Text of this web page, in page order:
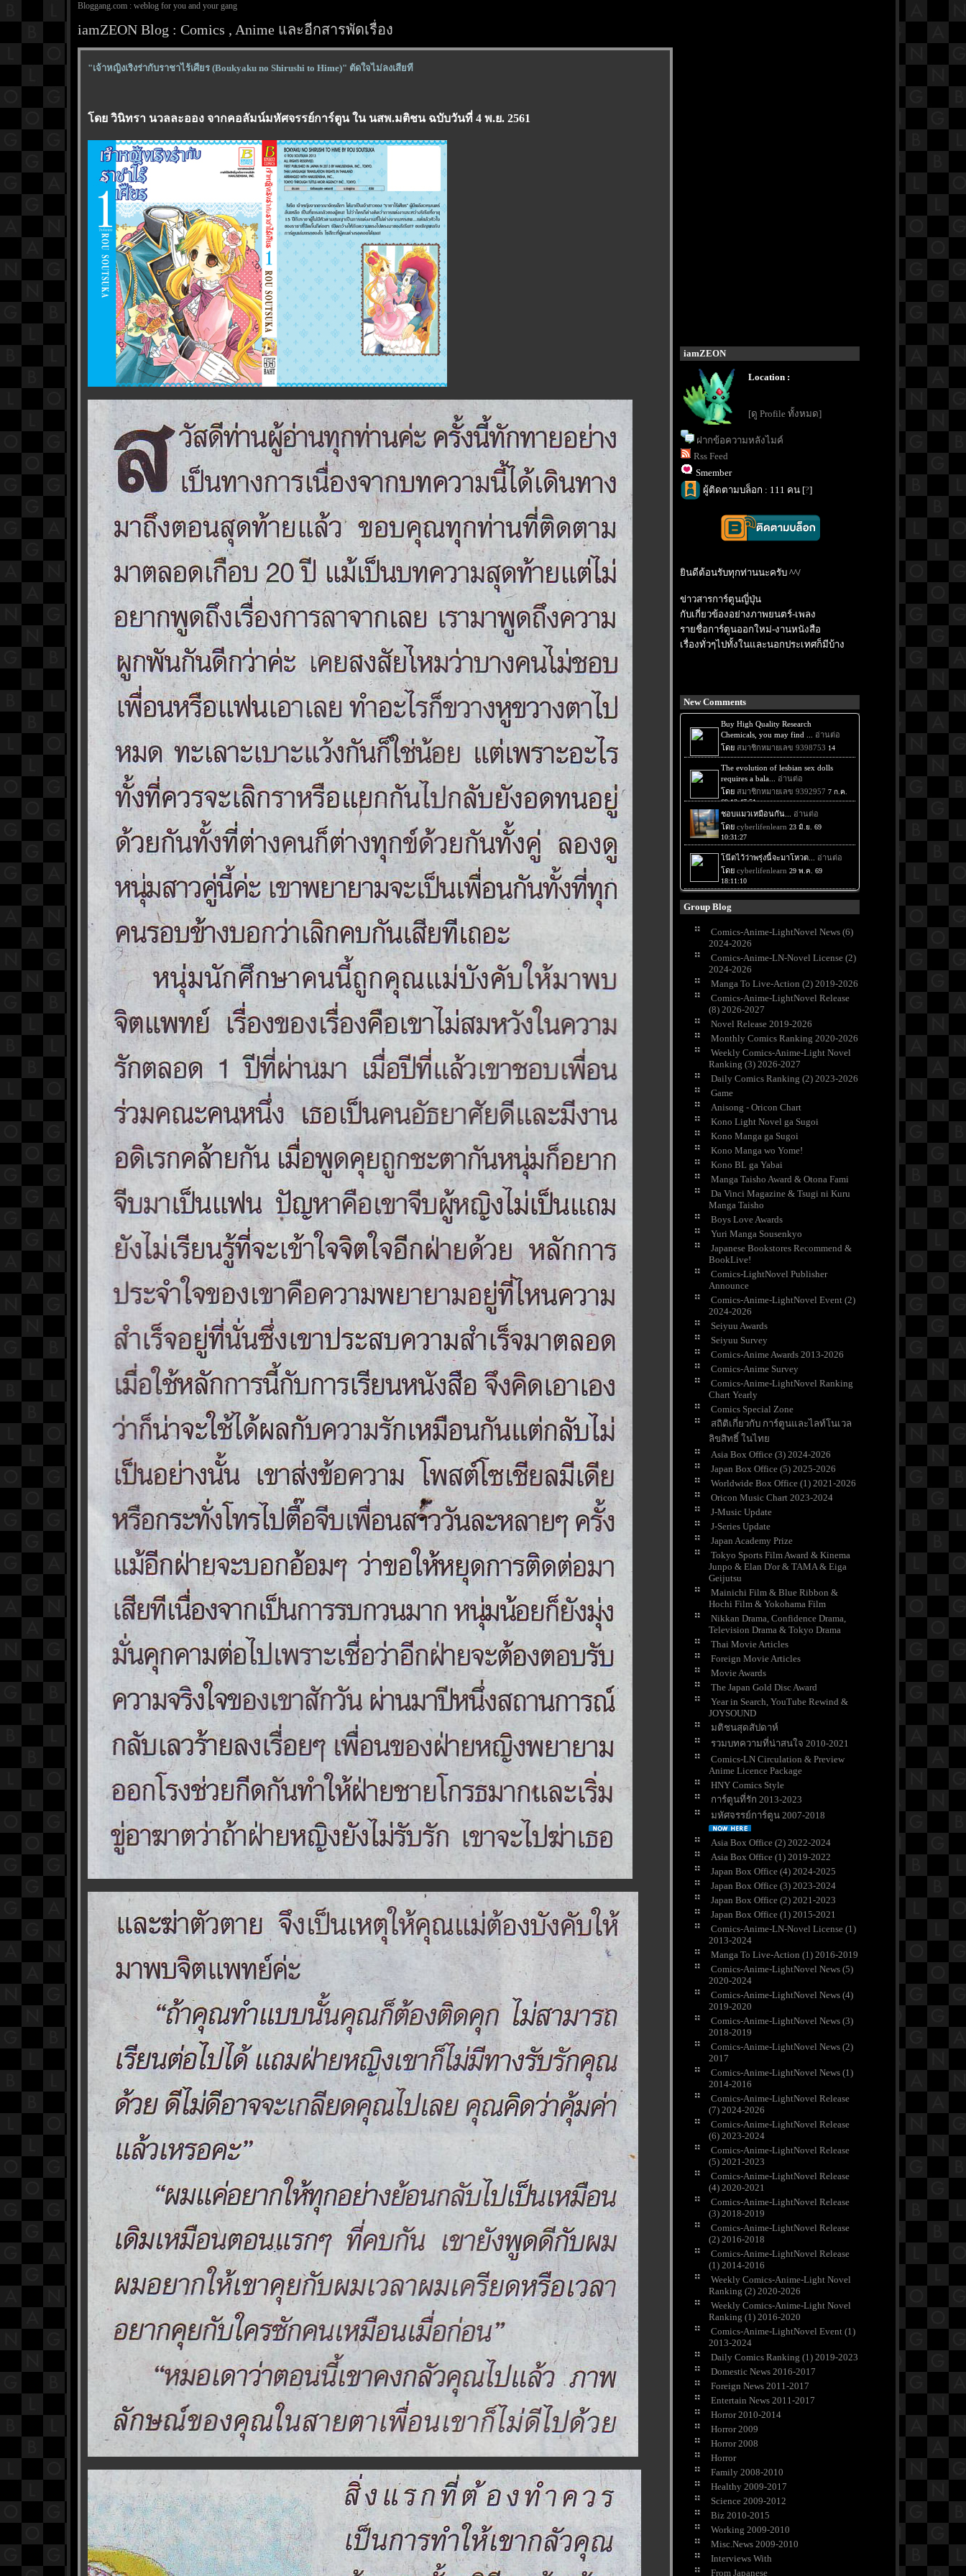
Bloggang.com : weblog for you and your gang
iamZEON Blog : Comics , Anime และอีกสารพัดเรื่อง
"เจ้าหญิงเริงร่ากับราชาไร้เศียร (Boukyaku no Shirushi to Hime)" ตัดใจไม่ลงเสียที
ดย วินิทรา นวลละออง จากคอลัมน์มหัศจรรย์การ์ตูน ใน นสพ.มติชน ฉบับวันที่ 4 พ.ย. 2561
iamZEON
Location :
[ดู Profile ทั้งหมด]
ฝากข้อความหลังไมค์
Rss Feed
Smember
ผู้ติดตามบล็อก : 111 คน [?]
ินดีต้อนรับทุกท่านนะครับ ^^/
ข่าวสารการ์ตูนญี่ปุ่น
กับเกี่ยวข้องอย่างภาพยนตร์-เพลง
รายชื่อการ์ตูนออกใหม่-งานหนังสือ
เรื่องทั่วๆไปทั้งในและนอกประเทศก็มีบ้าง
New Comments
Group Blog
Comics-Anime-LightNovel News (6)
2024-2026
Comics-Anime-LN-Novel License (2)
2024-2026
Manga To Live-Action (2) 2019-2026
Comics-Anime-LightNovel Release
(8) 2026-2027
Novel Release 2019-2026
Monthly Comics Ranking 2020-2026
Weekly Comics-Anime-Light Novel
Ranking (3) 2026-2027
Daily Comics Ranking (2) 2023-2026
Game
Anisong - Oricon Chart
Kono Light Novel ga Sugoi
Kono Manga ga Sugoi
Kono Manga wo Yome!
Kono BL ga Yabai
Manga Taisho Award & Otona Fami
Da Vinci Magazine & Tsugi ni Kuru
Manga Taisho
Boys Love Awards
Yuri Manga Sousenkyo
Japanese Bookstores Recommend &
BookLive!
Comics-LightNovel Publisher
Announce
Comics-Anime-LightNovel Event (2)
2024-2026
Seiyuu Awards
Seiyuu Survey
Comics-Anime Awards 2013-2026
Comics-Anime Survey
Comics-Anime-LightNovel Ranking
Chart Yearly
Comics Special Zone
สถิติเกี่ยวกับ การ์ตูนและไลท์โนเวล
ลิขสิทธิ์ ในไท
Asia Box Office (3) 2024-2026
Japan Box Office (5) 2025-2026
Worldwide Box Office (1) 2021-2026
Oricon Music Chart 2023-2024
J-Music Update
J-Series Update
Japan Academy Prize
Tokyo Sports Film Award & Kinema
Junpo & Elan D'or & TAMA & Eiga
Geijutsu
Mainichi Film & Blue Ribbon &
Hochi Film & Yokohama Film
Nikkan Drama, Confidence Drama,
Television Drama & Tokyo Drama
Thai Movie Articles
Foreign Movie Articles
Movie Awards
The Japan Gold Disc Award
Year in Search, YouTube Rewind &
JOYSOUND
มติชนสุดสัปดาห์
รวมบทความที่น่าสนใจ 2010-2021
Comics-LN Circulation & Preview
Anime Licence Package
HNY Comics Style
การ์ตูนที่รัก 2013-2023
มหัศจรรย์การ์ตูน 2007-2018
Asia Box Office (2) 2022-2024
Asia Box Office (1) 2019-2022
Japan Box Office (4) 2024-2025
Japan Box Office (3) 2023-2024
Japan Box Office (2) 2021-2023
Japan Box Office (1) 2015-2021
Comics-Anime-LN-Novel License (1)
2013-2024
Manga To Live-Action (1) 2016-2019
Comics-Anime-LightNovel News (5)
2020-2024
Comics-Anime-LightNovel News (4)
2019-2020
Comics-Anime-LightNovel News (3)
2018-2019
Comics-Anime-LightNovel News (2)
2017
Comics-Anime-LightNovel News (1)
2014-2016
Comics-Anime-LightNovel Release
(7) 2024-2026
Comics-Anime-LightNovel Release
(6) 2023-2024
Comics-Anime-LightNovel Release
(5) 2021-2023
Comics-Anime-LightNovel Release
(4) 2020-2021
Comics-Anime-LightNovel Release
(3) 2018-2019
Comics-Anime-LightNovel Release
(2) 2016-2018
Comics-Anime-LightNovel Release
(1) 2014-2016
Weekly Comics-Anime-Light Novel
Ranking (2) 2020-2026
Weekly Comics-Anime-Light Novel
Ranking (1) 2016-2020
Comics-Anime-LightNovel Event (1)
2013-2024
Daily Comics Ranking (1) 2019-2023
Domestic News 2016-2017
Foreign News 2011-2017
Entertain News 2011-2017
Horror 2010-2014
Horror 2009
Horror 2008
Horror
Family 2008-2010
Healthy 2009-2017
Science 2009-2012
Biz 2010-2015
Working 2009-2010
Misc.News 2009-2010
Interviews With
From Japanese